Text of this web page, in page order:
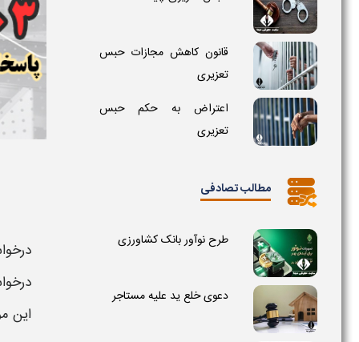
این
قانون کاهش مجازات حبس
تعزیری
اعتراض به حکم حبس
تعزیری
مطالب تصادفی
طرح نوآور بانک کشاورزی
دعوی خلع ید علیه مستاجر